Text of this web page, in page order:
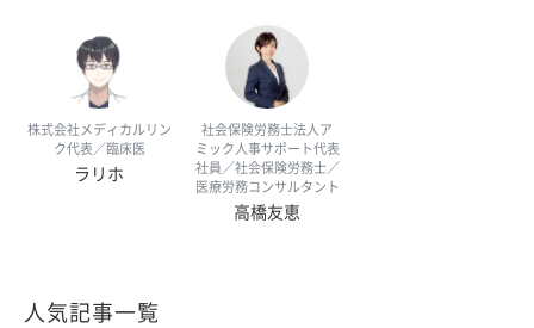
株式会社メディカルリン
ク代表／臨床医
ラリホ
社会保険労務士法人ア
ミック人事サポート代表
社員／社会保険労務士／
医療労務コンサルタント
高橋友恵
人気記事一覧